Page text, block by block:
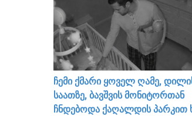
ჩემი ქმარი ყოველ ღამე,
საათზე, ბავშვის მონიტორთან
ჩნდებოდა ქაღალდის პარკით